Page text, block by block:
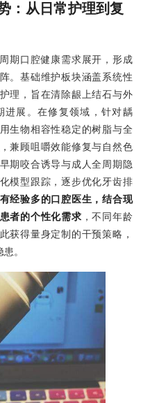
：从日常护理到复
期口腔健康需求展开，形成
。基础维护板块涵盖系统性
理，旨在清除龈上结石与外
进展。在修复领域，针对龋
生物相容性稳定的树脂与全
兼顾咀嚼效能修复与自然色
期咬合诱导与成人全周期隐
模型跟踪，逐步优化牙齿排
经验多的口腔医生，结合现
者的个性化需求 ，不同年龄
获得量身定制的干预策略，
。